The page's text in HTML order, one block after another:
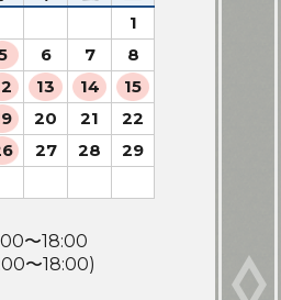
1
6 7
8
13 14
15
20 21
22
27 28
29
〜18:00
〜18:00)